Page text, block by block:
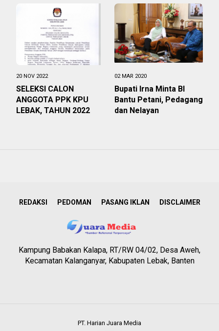
20 NOV 2022
SELEKSI CALON
ANGGOTA PPK KPU
LEBAK, TAHUN 2022
02 MAR 2020
Bupati Irna Minta BI
Bantu Petani, Pedagang
dan Nelayan
REDAKSI PEDOMAN PASANG IKLAN DISCLAIMER
Kampung Babakan Kalapa, RT/RW 04/02, Desa Aweh,
Kecamatan Kalanganyar, Kabupaten Lebak, Banten
PT. Harian Juara Media